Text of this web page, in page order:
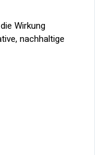
Wirkung
nachhaltige